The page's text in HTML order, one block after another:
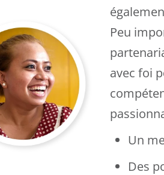
Peu
avec foi
Un
Des